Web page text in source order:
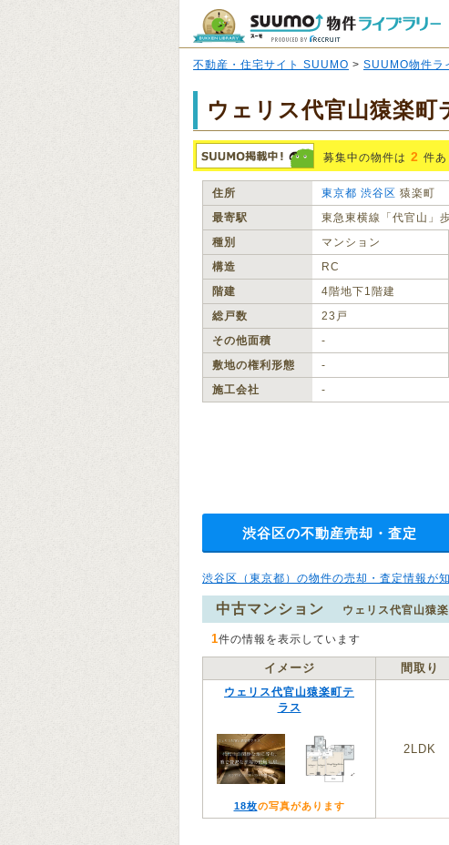
不動産・住宅サイト SUUMO > SUUMO物件ラ
ウェリス代官山猿楽町
募集中の物件は 2 件
住所 東京都 渋谷区 猿楽町
最寄駅
東急東横線「代官山」
種別
マンション
構造
RC
階建
4階地下1階建
総戸数
23戸
その他面積
‐
敷地の権利形態
‐
施工会社
‐
渋谷区の不動産売却・査定
渋谷区（東京都）の物件の売却・査定情報が
中古マンション ウェリス代官山猿
1件の情報を表示しています
イメージ 間取り
ウェリス代官山猿楽町テ
ラス
18枚の写真があります
2LDK